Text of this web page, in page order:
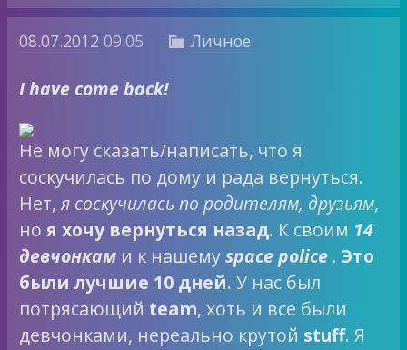
08.07.2012 09:05  Личное
I have come back!
Не могу сказать/написать, что я
соскучилась по дому и рада вернуться.
Нет,я соскучилась по родителям, друзьям,
ноя хочу вернуться назад. К своим 14
девчонкам и к нашемуspace police .Это
были лучшие 10 дней. У нас был
потрясающий team, хоть и все были
девчонками, нереально крутой stuff. Я